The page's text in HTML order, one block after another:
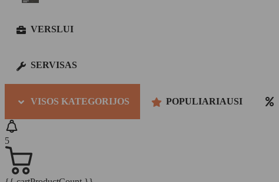
VERSLUI
SERVISAS
VISOS KATEGORIJOS POPULIARIAUSI
5